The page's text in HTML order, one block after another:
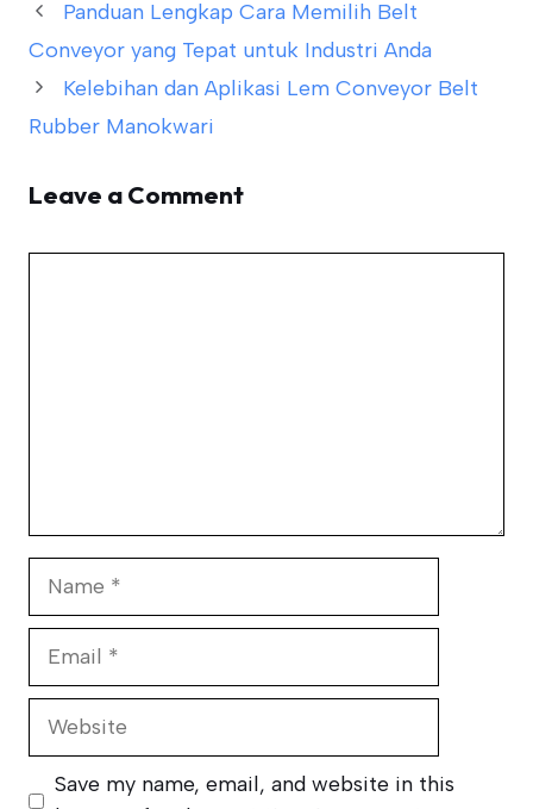
Panduan Lengkap Cara Memilih Belt
Conveyor yang Tepat untuk Industri Anda
Kelebihan dan Aplikasi Lem Conveyor Belt
Rubber Manokwari
Leave a Comment
Website
Save my name, email, and website in this